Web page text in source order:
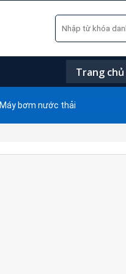
Tìm
kiếm:
Trang chủ
Máy bơm nước thải